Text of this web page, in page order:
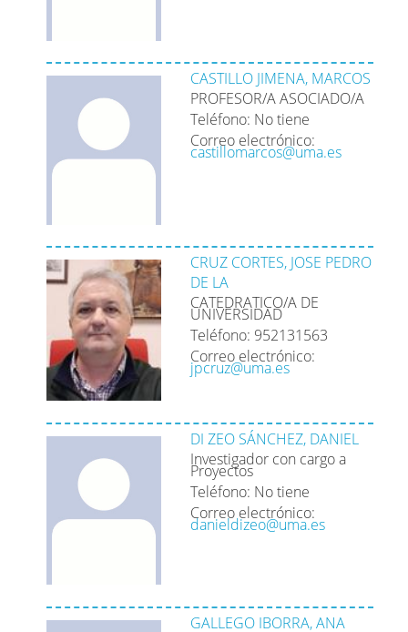
CASTILLO JIMENA, MARCOS
PROFESOR/A ASOCIADO/A
Teléfono: No tiene
Correo electrónico:
castillomarcos@uma.es
CRUZ CORTES, JOSE PEDRO
DE LA
CATEDRATICO/A DE
UNIVERSIDAD
Teléfono: 952131563
Correo electrónico:
jpcruz@uma.es
DI ZEO SÁNCHEZ, DANIEL
Investigador con cargo a
Proyectos
Teléfono: No tiene
Correo electrónico:
danieldizeo@uma.es
GALLEGO IBORRA, ANA